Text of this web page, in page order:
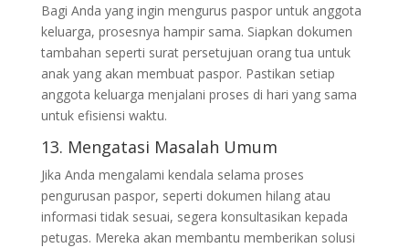
Bagi Anda yang ingin mengurus paspor untuk anggota
keluarga, prosesnya hampir sama. Siapkan dokumen
tambahan seperti surat persetujuan orang tua untuk
anak yang akan membuat paspor. Pastikan setiap
anggota keluarga menjalani proses di hari yang sama
untuk efisiensi waktu.
13. Mengatasi Masalah Umum
Jika Anda mengalami kendala selama proses
pengurusan paspor, seperti dokumen hilang atau
informasi tidak sesuai, segera konsultasikan kepada
petugas. Mereka akan membantu memberikan solusi